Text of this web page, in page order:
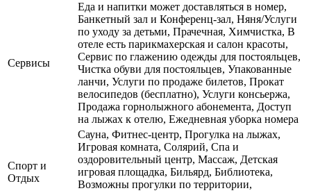
Сервисы
Еда и напитки может доставляться в номер,
Банкетный зал и Конференц-зал, Няня/Услуги
по уходу за детьми, Прачечная, Химчистка, В
отеле есть парикмахерская и салон красоты,
Сервис по глажению одежды для постояльцев,
Чистка обуви для постояльцев, Упакованные
ланчи, Услуги по продаже билетов, Прокат
велосипедов (бесплатно), Услуги консьержа,
Продажа горнолыжного абонемента, Доступ
на лыжах к отелю, Ежедневная уборка номера
Спорт и
Отдых
Сауна, Фитнес-центр, Прогулка на лыжах,
Игровая комната, Солярий, Спа и
оздоровительный центр, Массаж, Детская
игровая площадка, Бильярд, Библиотека,
Возможны прогулки по территории,